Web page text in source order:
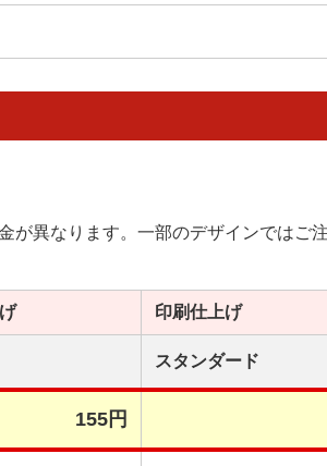
が異なります。一部のデザインではご
印刷仕上げ
スタンダード
155円